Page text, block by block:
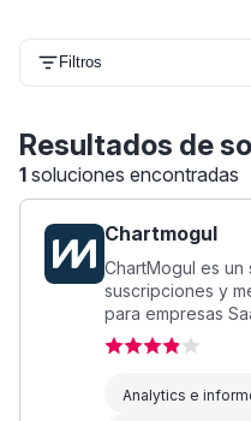
Filtros
Resultados de
1 soluciones encontradas
Chartmogul
ChartMogul es
suscripciones y
para empresas
Analytics e